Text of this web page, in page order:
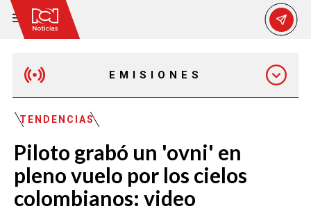
EMISIONES
MAÑANA EXPRESS
EMISIÓN 12:30 PM
EMISIÓN 7:00 PM
TENDENCIAS
Piloto grabó un 'ovni' en
pleno vuelo por los cielos
colombianos: video